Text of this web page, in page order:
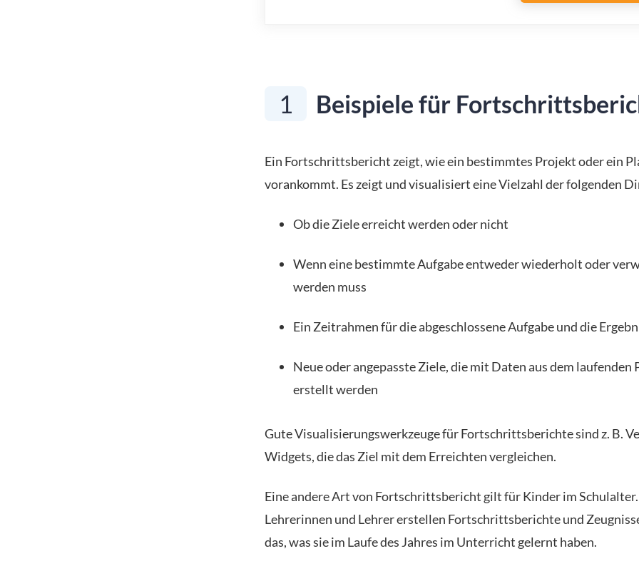
1 Beispiele für
Ein Fortschrittsbericht zeigt, wie ein bestimmtes Projekt oder ein
vorankommt. Es zeigt und visualisiert eine Vielzahl der folgenden
Ob die Ziele erreicht werden oder nicht
Wenn eine bestimmte Aufgabe entweder wiederholt oder
werden muss
Ein Zeitrahmen für die abgeschlossene Aufgabe und die
Neue oder angepasste Ziele, die mit Daten aus dem laufenden
erstellt werden
Gute Visualisierungswerkzeuge für Fortschrittsberichte sind z. B.
Widgets, die das Ziel mit dem Erreichten vergleichen.
Eine andere Art von Fortschrittsbericht gilt für Kinder im
Lehrerinnen und Lehrer erstellen Fortschrittsberichte und
das, was sie im Laufe des Jahres im Unterricht gelernt haben.